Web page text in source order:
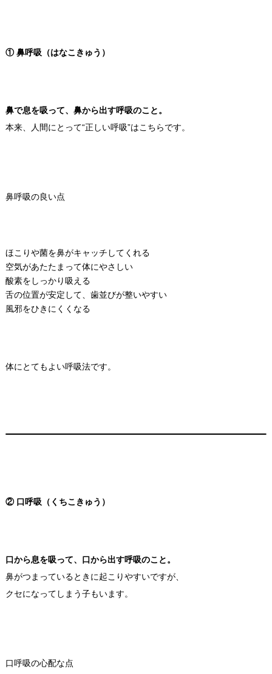
① 鼻呼吸（はなこきゅう）
鼻で息を吸って、鼻から出す呼吸のこと。
本来、人間にとって“正しい呼吸”はこちらです。
鼻呼吸の良い点
ほこりや菌を鼻がキャッチしてくれる
空気があたたまって体にやさしい
酸素をしっかり吸える
舌の位置が安定して、歯並びが整いやすい
風邪をひきにくくなる
体にとてもよい呼吸法です。
② 口呼吸（くちこきゅう）
口から息を吸って、口から出す呼吸のこと。
鼻がつまっているときに起こりやすいですが、
クセになってしまう子もいます。
口呼吸の心配な点